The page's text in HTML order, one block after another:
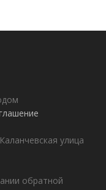
улица
обратной